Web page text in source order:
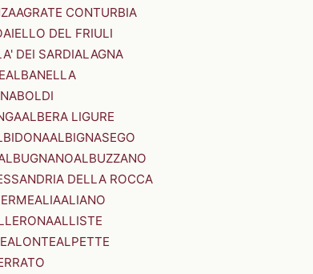
AGRATE CONTURBIA
AIELLO DEL FRIULI
DEI SARDIALAGNA
ALBANELLA
ALBERA LIGURE
ALBIGNASEGO
ALBUZZANO
DELLA ROCCA
ALIAALIANO
ALLISTE
ALONTEALPETTE